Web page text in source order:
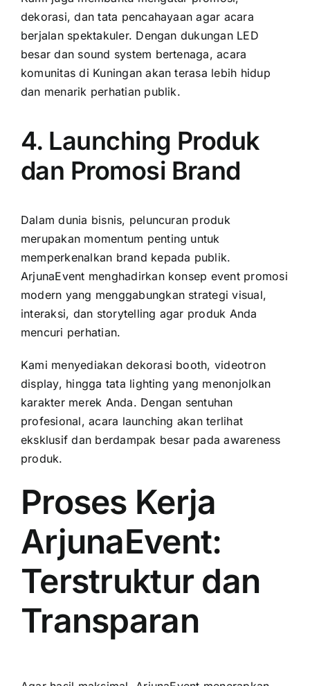
dekorasi, dan tata pencahayaan agar acara
berjalan spektakuler. Dengan dukungan LED
besar dan sound system bertenaga, acara
komunitas di Kuningan akan terasa lebih hidup
dan menarik perhatian publik.
4. Launching Produk
dan Promosi Brand
Dalam dunia bisnis, peluncuran produk
merupakan momentum penting untuk
memperkenalkan brand kepada publik.
ArjunaEvent menghadirkan konsep event promosi
modern yang menggabungkan strategi visual,
interaksi, dan storytelling agar produk Anda
mencuri perhatian.
Kami menyediakan dekorasi booth, videotron
display, hingga tata lighting yang menonjolkan
karakter merek Anda. Dengan sentuhan
profesional, acara launching akan terlihat
eksklusif dan berdampak besar pada awareness
produk.
Proses Kerja
ArjunaEvent:
Terstruktur dan
Transparan